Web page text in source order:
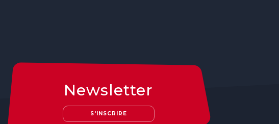
Newsletter
S'INSCRIRE